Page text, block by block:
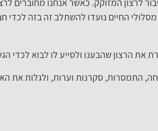
לרצון המזוקק. כאשר אנחנו מחוברים
החיים נועדו להשתלב זה בזה לכדי
את הרצון שהבענו ולסייע לו לבוא לכדי
התמסרות, סקרנות וערות, ולגלות את